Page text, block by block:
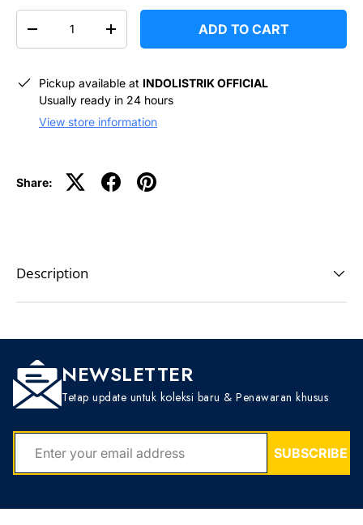
+
ADD TO CART
Pickup available at INDOLISTRIK OFFICIAL
Usually ready in 24 hours
View store information
Share:
Description
NEWSLETTER
Tetap update untuk koleksi baru & Penawaran khusus
SUBSCRIBE